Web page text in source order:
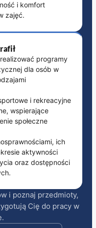
i komfort
zajęć.
programy
dla osób w
i rekreacyjne
wspierające
społeczne
ich
aktywności
oraz dostępności
i poznaj przedmioty,
Cię do pracy w